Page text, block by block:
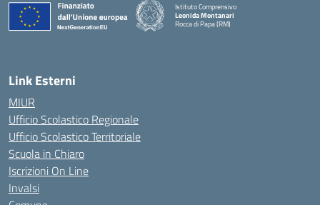
Istituto Comprensivo
Leonida Montanari
Rocca di Papa (RM)
— Visita la pagina iniziale della scuola
Link Esterni
MIUR
Ufficio Scolastico Regionale
Ufficio Scolastico Territoriale
Scuola in Chiaro
Iscrizioni On Line
Invalsi